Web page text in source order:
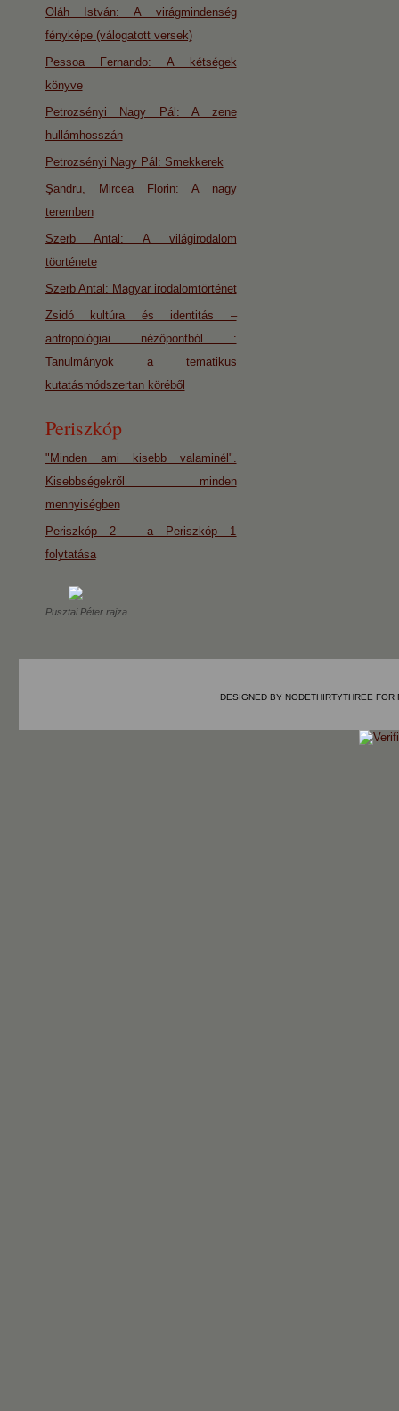
Oláh István: A virágmindenség
fényképe (válogatott versek)
Pessoa Fernando: A kétségek
könyve
Petrozsényi Nagy Pál: A zene
hullámhosszán
Petrozsényi Nagy Pál: Smekkerek
Şandru, Mircea Florin: A nagy
teremben
Szerb Antal: A világirodalom
töorténete
Szerb Antal: Magyar irodalomtörténet
Zsidó kultúra és identitás –
antropológiai nézőpontból :
Tanulmányok a tematikus
kutatásmódszertan köréből
Periszkóp
"Minden ami kisebb valaminél".
Kisebbségekről minden
mennyiségben
Periszkóp 2 – a Periszkóp 1
folytatása
Pusztai Péter rajza
DESIGNED BY NODETHIRTYTHREE FOR